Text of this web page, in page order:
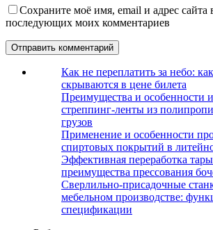
Сохраните моё имя, email и адрес сайта
последующих моих комментариев
Как не переплатить за небо:
скрываются в цене билета
Преимущества и особенности
стреппинг-ленты из
грузов
Применение и особенности
спиртовых покрытий в
Эффективная переработка
преимущества прессования
Сверлильно-присадочные
мебельном производстве:
спецификации